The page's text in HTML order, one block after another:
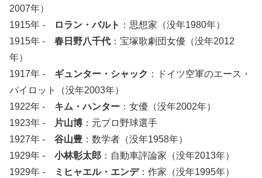
2007年）
1915年 -
ロラン・バルト ：思想家（没年1980年）
1915年 - 春日野八千代 ：宝塚歌劇団女優（没年2012
年）
1917年 - ギュンター・シャック ：ドイツ空軍のエース・
パイロット（没年2003年）
1922年 - キム・ハンター ：女優（没年2002年）
1923年 -
片山博 ：元プロ野球選手
1927年 - 谷山豊 ：数学者（没年1958年）
1929年 - 小林彰太郎 ：自動車評論家（没年2013年）
1929年 -
ミヒャエル・エンデ：作家（没年1995年）